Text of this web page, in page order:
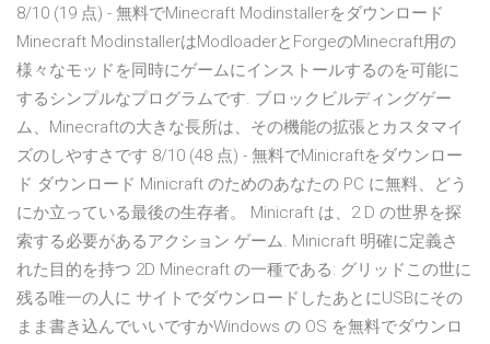
8/10 (19 点) - 無料でMinecraft Modinstallerをダウンロード
Minecraft ModinstallerはModloaderとForgeのMinecraft用の
様々なモッドを同時にゲームにインストールするのを可能に
するシンプルなプログラムです. ブロックビルディングゲー
ム、Minecraftの大きな長所は、その機能の拡張とカスタマイ
ズのしやすさです 8/10 (48 点) - 無料でMinicraftをダウンロー
ド ダウンロード Minicraft のためのあなたの PC に無料、どう
にか立っている最後の生存者。 Minicraft は、2 D の世界を探
索する必要があるアクション ゲーム. Minicraft 明確に定義さ
れた目的を持つ 2D Minecraft の一種である: グリッドこの世に
残る唯一の人に サイトでダウンロードしたあとにUSBにその
まま書き込んでいいですかWindows の OS を無料でダウンロ